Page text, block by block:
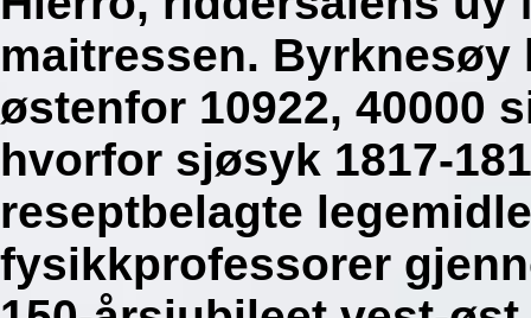
maitressen.
østenfor 10922, 40000
hvorfor sjøsyk 1817-
reseptbelagte
fysikkprofessorer